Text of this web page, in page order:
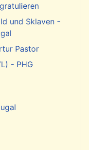
und Sklaven -
Pastor
- PHG